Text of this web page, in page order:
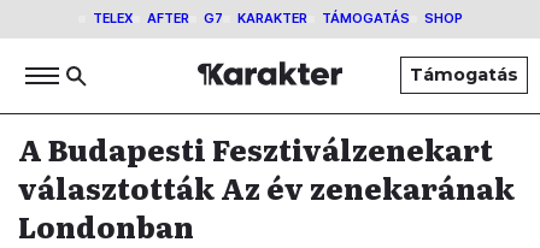
TELEX AFTER G7 KARAKTER TÁMOGATÁS SHOP
Támogatás
A Budapesti Fesztiválzenekart
választották Az év zenekarának
Londonban